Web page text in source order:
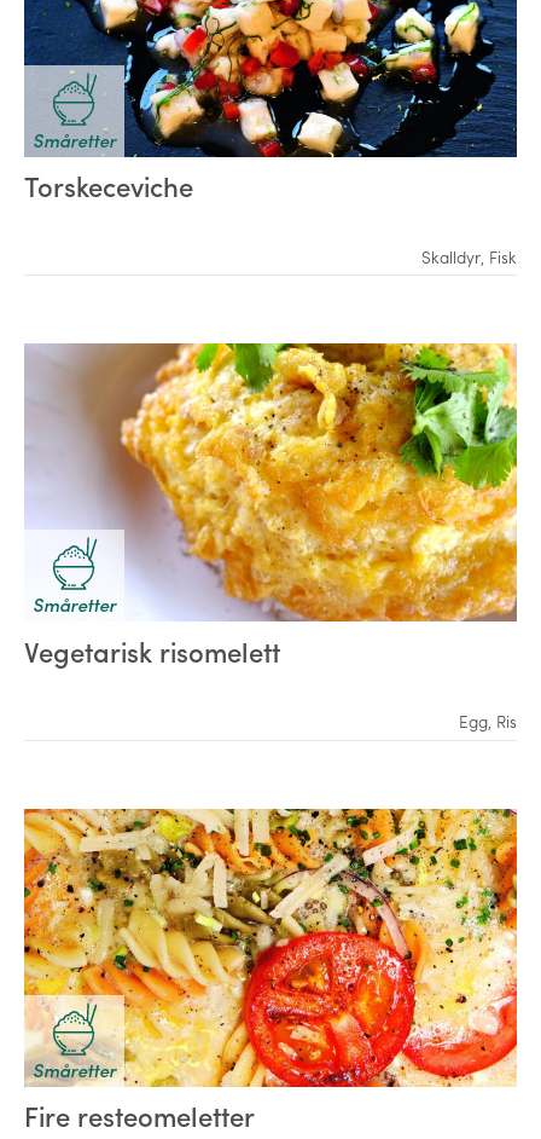
Småretter
Torskeceviche
Skalldyr Fisk
Småretter
Vegetarisk risomelett
Egg, Ris
Småretter
Fire resteomeletter